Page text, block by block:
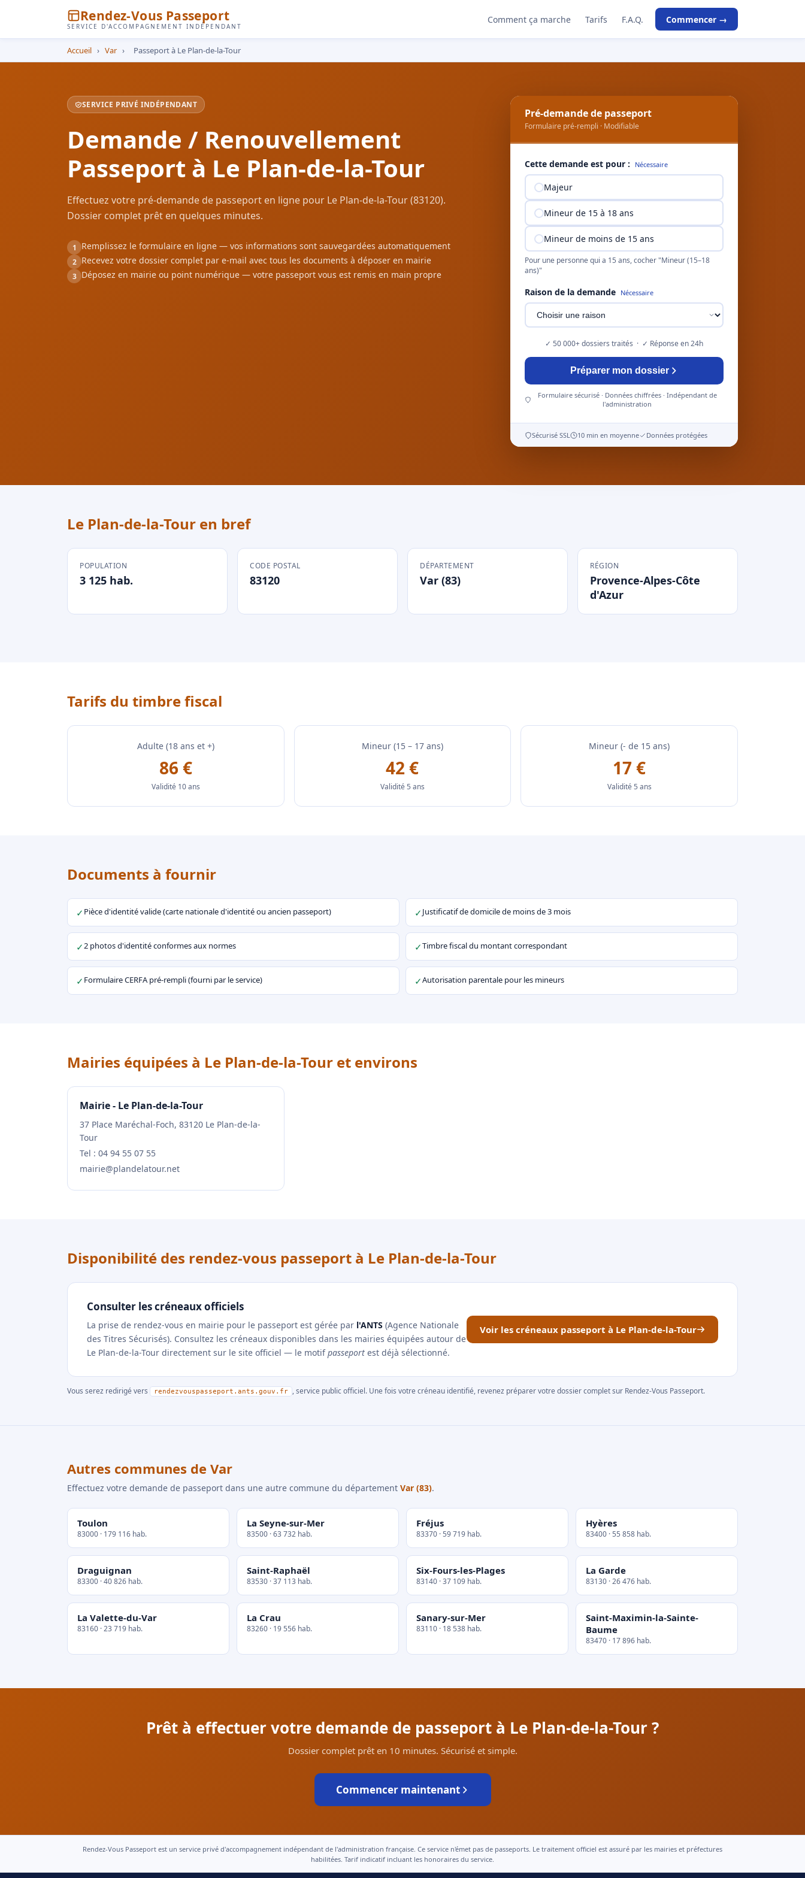
Rendez-Vous Passeport
SERVICE D'ACCOMPAGNEMENT INDÉPENDANT
Comment ça marche Tarifs F.A.Q. Commencer →
Accueil › Var › Passeport à Le Plan-de-la-Tour
SERVICE PRIVÉ INDÉPENDANT
Demande / Renouvellement
Passeport à Le Plan-de-la-Tour
Effectuez votre pré-demande de passeport en ligne pour Le Plan-de-la-Tour (83120).
Dossier complet prêt en quelques minutes.
1 Remplissez le formulaire en ligne — vos informations sont sauvegardées automatiquement
2 Recevez votre dossier complet par e-mail avec tous les documents à déposer en mairie
3 Déposez en mairie ou point numérique — votre passeport vous est remis en main propre
Pré-demande de passeport
Formulaire pré-rempli · Modifiable
Cette demande est pour : Nécessaire
Majeur
Mineur de 15 à 18 ans
Mineur de moins de 15 ans
Pour une personne qui a 15 ans, cocher "Mineur (15–18
ans)"
Raison de la demande Nécessaire
✓ 50 000+ dossiers traités · ✓ Réponse en 24h
Préparer mon dossier
Formulaire sécurisé · Données chiffrées · Indépendant de
l'administration
Sécurisé SSL 10 min en moyenne Données protégées
Le Plan-de-la-Tour en bref
POPULATION
3 125 hab.
CODE POSTAL
83120
DÉPARTEMENT
Var (83)
RÉGION
Provence-Alpes-Côte
d'Azur
Tarifs du timbre fiscal
Adulte (18 ans et +)
86 €
Validité 10 ans
Mineur (15 – 17 ans)
42 €
Validité 5 ans
Mineur (- de 15 ans)
17 €
Validité 5 ans
Documents à fournir
✓ Pièce d'identité valide (carte nationale d'identité ou ancien passeport) ✓Justificatif de domicile de moins de 3 mois
✓2 photos d'identité conformes aux normes ✓Timbre fiscal du montant correspondant
✓ Formulaire CERFA pré-rempli (fourni par le service) ✓Autorisation parentale pour les mineurs
Mairies équipées à Le Plan-de-la-Tour et environs
Mairie - Le Plan-de-la-Tour
37 Place Maréchal-Foch, 83120 Le Plan-de-la-
Tour
Tel : 04 94 55 07 55
mairie@plandelatour.net
Disponibilité des rendez-vous passeport à Le Plan-de-la-Tour
Consulter les créneaux officiels
La prise de rendez-vous en mairie pour le passeport est gérée par l'ANTS (Agence Nationale
des Titres Sécurisés). Consultez les créneaux disponibles dans les mairies équipées autour de
Le Plan-de-la-Tour directement sur le site officiel — le motifpasseport est déjà sélectionné.
Voir les créneaux passeport à Le Plan-de-la-Tour
Vous serez redirigé vers rendezvouspasseport.ants.gouv.fr , service public officiel. Une fois votre créneau identifié, revenez préparer votre dossier complet sur Rendez-Vous Passeport.
Autres communes de Var
Effectuez votre demande de passeport dans une autre commune du département Var (83).
Toulon
83000 · 179 116 hab.
La Seyne-sur-Mer
83500 · 63 732 hab.
Fréjus
83370 · 59 719 hab.
Hyères
83400 · 55 858 hab.
Draguignan
83300 · 40 826 hab.
Saint-Raphaël
83530 · 37 113 hab.
Six-Fours-les-Plages
83140 · 37 109 hab.
La Garde
83130 · 26 476 hab.
La Valette-du-Var
83160 · 23 719 hab.
La Crau
83260 · 19 556 hab.
Sanary-sur-Mer
83110 · 18 538 hab.
Saint-Maximin-la-Sainte-
Baume
83470 · 17 896 hab.
Prêt à effectuer votre demande de passeport à Le Plan-de-la-Tour ?
Dossier complet prêt en 10 minutes. Sécurisé et simple.
Commencer maintenant
Rendez-Vous Passeport est un service privé d'accompagnement indépendant de l'administration française. Ce service n'émet pas de passeports. Le traitement officiel est assuré par les mairies et préfectures
habilitées. Tarif indicatif incluant les honoraires du service.